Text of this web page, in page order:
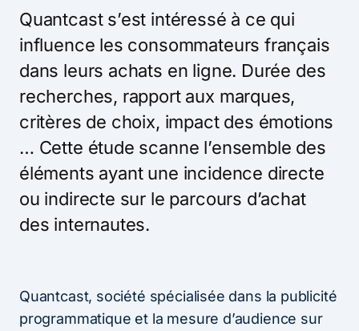
Quantcast s’est intéressé à ce qui
influence les consommateurs français
dans leurs achats en ligne. Durée des
recherches, rapport aux marques,
critères de choix, impact des émotions
… Cette étude scanne l’ensemble des
éléments ayant une incidence directe
ou indirecte sur le parcours d’achat
des internautes.
Quantcast, société spécialisée dans la publicité
programmatique et la mesure d’audience sur